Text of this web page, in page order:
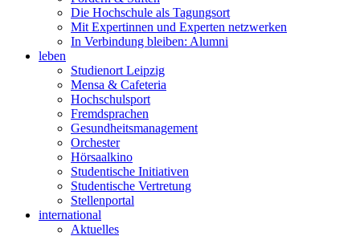
Die Hochschule als Tagungsort
Mit Expertinnen und Experten netzwerken
In Verbindung bleiben: Alumni
leben
Studienort Leipzig
Mensa & Cafeteria
Hochschulsport
Fremdsprachen
Gesundheitsmanagement
Orchester
Hörsaalkino
Studentische Initiativen
Studentische Vertretung
Stellenportal
international
Aktuelles